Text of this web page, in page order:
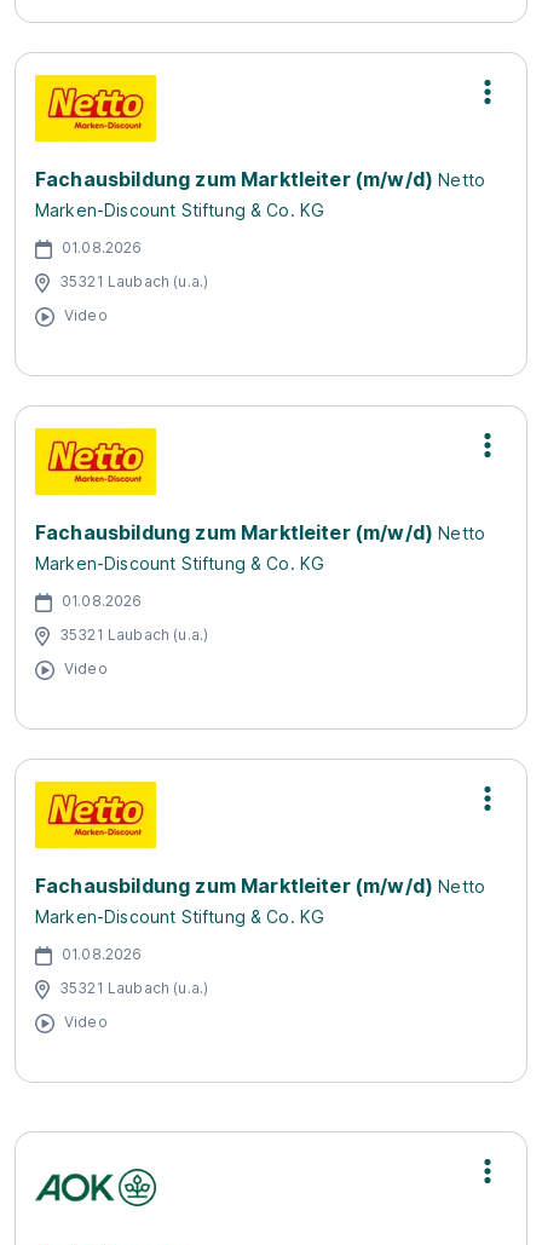
Fachausbildung zum Marktleiter (m/w/d) Netto
Marken-Discount Stiftung & Co. KG
01.08.2026
35321 Laubach (u.a.)
Video
Fachausbildung zum Marktleiter (m/w/d) Netto
Marken-Discount Stiftung & Co. KG
01.08.2026
35321 Laubach (u.a.)
Video
Fachausbildung zum Marktleiter (m/w/d) Netto
Marken-Discount Stiftung & Co. KG
01.08.2026
35321 Laubach (u.a.)
Video